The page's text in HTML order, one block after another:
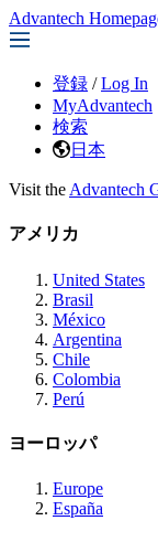
Advantech
登録 / Log In
MyAdvantech
検索
日本
Visit the Advantech
アメリカ
United States
Brasil
México
Argentina
Chile
Colombia
Perú
ヨーロッパ
Europe
España